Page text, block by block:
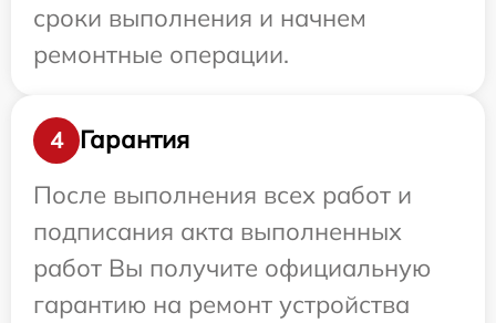
сроки выполнения и начнем
ремонтные операции.
4
Гарантия
После выполнения всех работ и
подписания акта выполненных
работ Вы получите официальную
гарантию на ремонт устройства